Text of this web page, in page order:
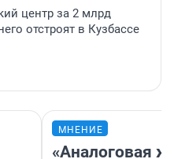
склад Wildberries
работу — что
самый лучший